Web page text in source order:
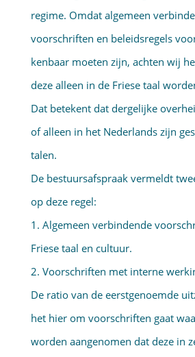
regime. Omdat algemeen
voorschriften en beleidsregels
kenbaar moeten zijn, achten wij
deze alleen in de Friese taal
Dat betekent dat dergelijke
of alleen in het Nederlands zijn
talen.
De bestuursafspraak vermeldt
op deze regel:
1. Algemeen verbindende
Friese taal en cultuur.
2. Voorschriften met interne
De ratio van de eerstgenoemde
het hier om voorschriften gaat
worden aangenomen dat deze in